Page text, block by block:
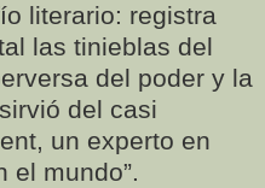
literario: registra
las tinieblas del
del poder y la
del casi
un experto en
el mundo”.